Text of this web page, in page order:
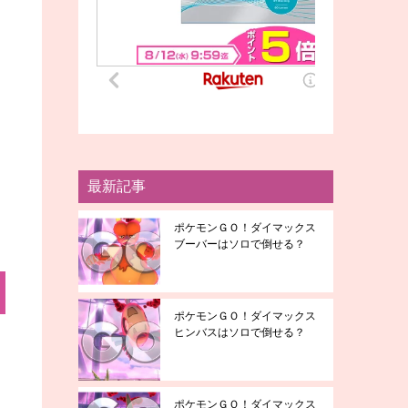
最新記事
ポケモンＧＯ！ダイマックス
ブーバーはソロで倒せる？
ポケモンＧＯ！ダイマックス
ヒンバスはソロで倒せる？
ポケモンＧＯ！ダイマックス